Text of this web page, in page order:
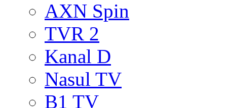
AXN Spin
TVR 2
Kanal D
Nasul TV
B1 TV